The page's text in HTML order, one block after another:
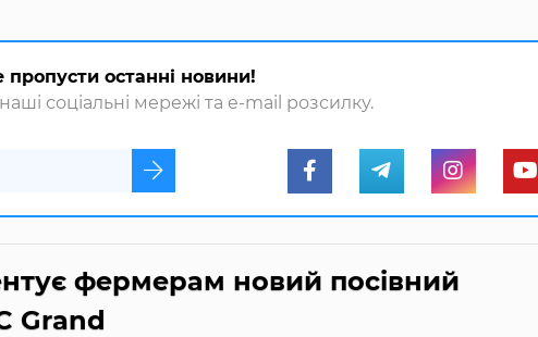
пропусти останні новини!
соціальні мережі та e-mail розсилку.
фермерам новий посівний
Grand